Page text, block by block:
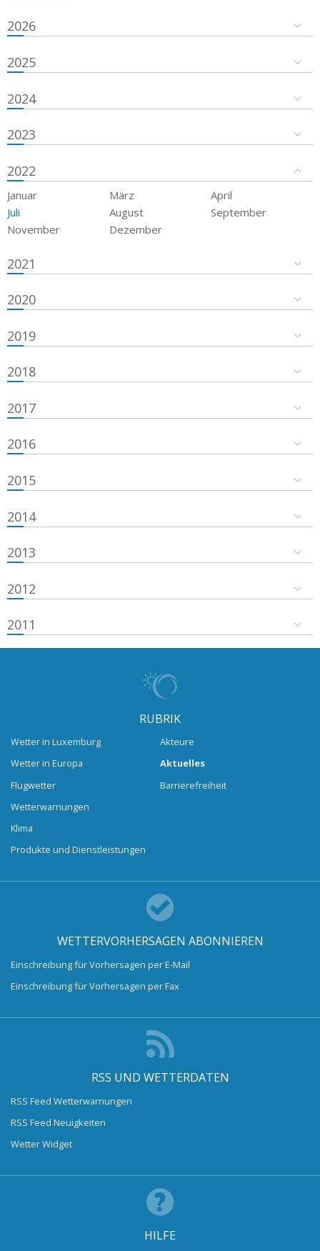
2026
2025
2024
2023
2022
Januar März
April
Juli
August
September
November
Dezember
2021
2020
2019
2018
2017
2016
2015
2014
2013
2012
2011
RUBRIK
Wetter in Luxemburg
Wetter in Europa
Flugwetter
Wetterwarnungen
Klima
Produkte und Dienstleistungen
Akteure
Aktuelles
Barrierefreiheit
WETTERVORHERSAGEN ABONNIEREN
Einschreibung für Vorhersagen per E-Mail
Einschreibung für Vorhersagen per Fax
RSS UND WETTERDATEN
RSS Feed Wetterwarnungen
RSS Feed Neuigkeiten
Wetter Widget
HILFE